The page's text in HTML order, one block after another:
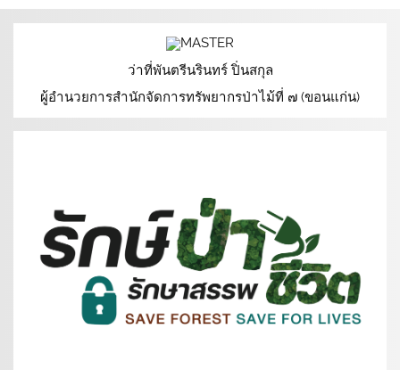
ว่าที่พันตรีนรินทร์ ปิ่นสกุล
ผู้อำนวยการสำนักจัดการทรัพยากรป่าไม้ที่ ๗ (ขอนแก่น)